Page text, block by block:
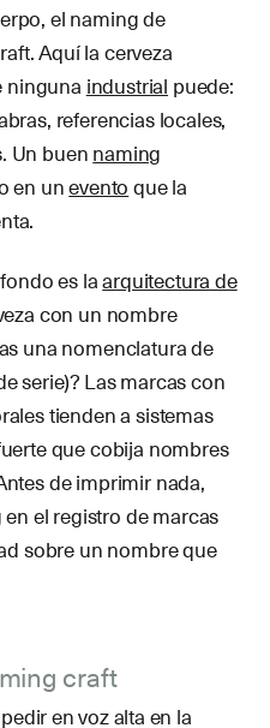
el naming de
Aquí la cerveza
ninguna industrial puede:
referencias locales,
Un buennaming
en uneventoque la
es laarquitectura de
con un nombre
una nomenclatura de
serie)? Las marcas con
tienden a sistemas
que cobija nombres
de imprimir nada,
el registro de marcas
sobre un nombre que
craft
en voz alta en la